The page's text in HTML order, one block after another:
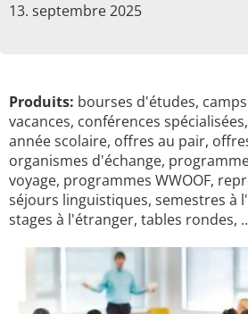
13. septembre 2025
Produits: bourses d'études,
vacances, conférences
année scolaire, offres au pair,
organismes d'échange,
voyage, programmes WWOOF,
séjours linguistiques, semestres à
stages à l'étranger, tables rondes,